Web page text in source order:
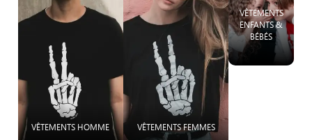
VÊTEMENTS HOMME VÊTEMENTS FEMMES
VÊTEMENTS
ENFANTS &
BÉBÉS